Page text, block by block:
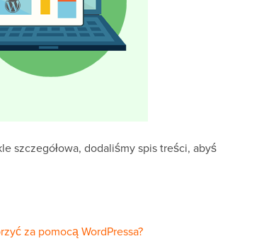
szczegółowa, dodaliśmy spis treści, abyś
za pomocą WordPressa?